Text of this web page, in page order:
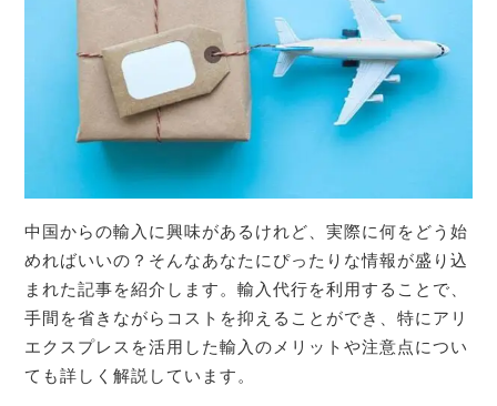
中国からの輸入に興味があるけれど、実際に何をどう始
めればいいの？そんなあなたにぴったりな情報が盛り込
まれた記事を紹介します。輸入代行を利用することで、
手間を省きながらコストを抑えることができ、特にアリ
エクスプレスを活用した輸入のメリットや注意点につい
ても詳しく解説しています。